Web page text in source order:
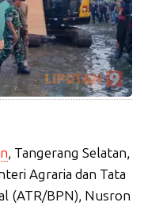
, Tangerang Selatan,
Agraria dan Tata
(ATR/BPN), Nusron